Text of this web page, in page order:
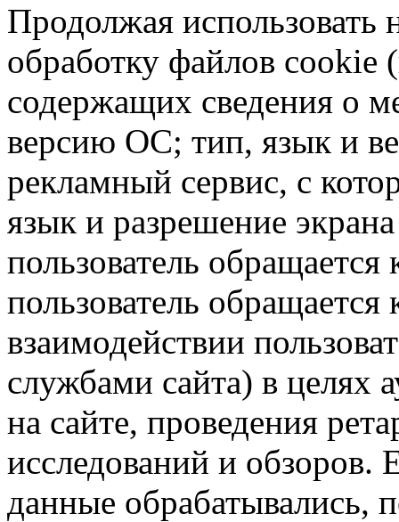
Продолжая использовать
обработку файлов cookie
содержащих сведения о
версию ОС; тип, язык и
рекламный сервис, с
язык и разрешение
пользователь обращается
пользователь обращается
взаимодействии
службами сайта) в целях
на сайте, проведения
исследований и обзоров.
данные обрабатывались,